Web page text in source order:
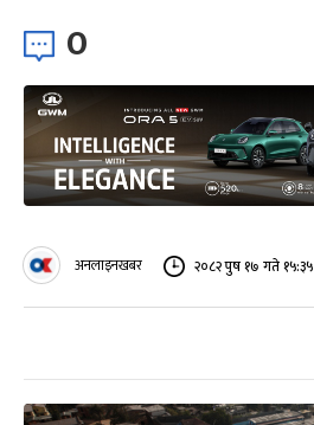
0
अनलाइनखबर २०८२ पुष १७ गते १५:३५